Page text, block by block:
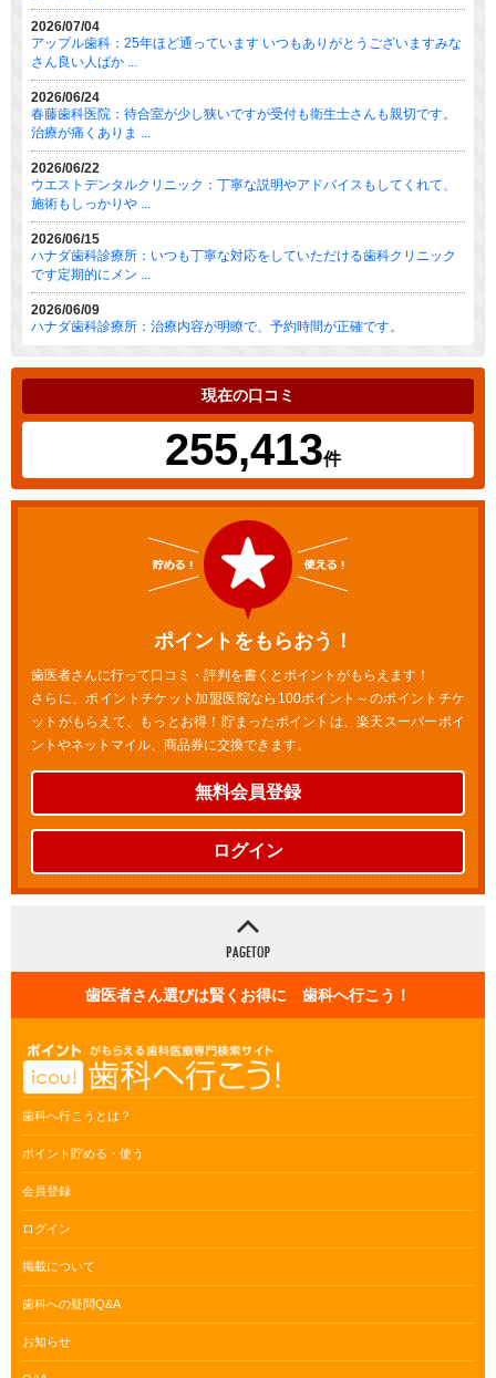
2026/07/04
アップル歯科：25年ほど通っています いつもありがとうございますみな
さん良い人ばか ...
2026/06/24
春藤歯科医院：待合室が少し狭いですが受付も衛生士さんも親切です。
治療が痛くありま ...
2026/06/22
ウエストデンタルクリニック：丁寧な説明やアドバイスもしてくれて、
施術もしっかりや ...
2026/06/15
ハナダ歯科診療所：いつも丁寧な対応をしていただける歯科クリニック
です定期的にメン ...
2026/06/09
ハナダ歯科診療所：治療内容が明瞭で、予約時間が正確です。
現在の口コミ
255,413件
ポイントをもらおう！
歯医者さんに行って口コミ・評判を書くとポイントがもらえます！
さらに、ポイントチケット加盟医院なら100ポイント～のポイントチケ
ットがもらえて、もっとお得！貯まったポイントは、楽天スーパーポイ
ントやネットマイル、商品券に交換できます。
無料会員登録
ログイン
歯医者さん選びは賢くお得に 歯科へ行こう！
歯科へ行こうとは？
ポイント貯める・使う
会員登録
ログイン
掲載について
歯科への疑問Q&A
お知らせ